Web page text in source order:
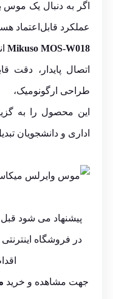
اگر به دنبال یک
عملکرد قابل‌اعتماد
Mikuso MOS-W018
اتصال پایدار، دقت
طراحی ارگونومیک،
این محصول را به
اداری و دانشجویان
پیشنهاد می شود قبل
در فروشگاه
جهت مشاهده و خرید